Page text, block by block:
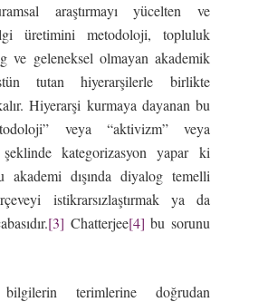
araştırmayı yücelten ve
üretimini metodoloji, topluluk
ve geleneksel olmayan akademik
tutan hiyerarşilerle birlikte
Hiyerarşi kurmaya dayanan bu
veya “aktivizm” veya
şeklinde kategorizasyon yapar ki
akademi dışında diyalog temelli
istikrarsızlaştırmak ya da
[3] Chatterjee[4] bu sorunu
terimlerine doğrudan